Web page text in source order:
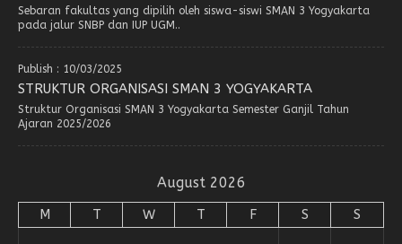
Sebaran fakultas yang dipilih oleh siswa-siswi SMAN 3 Yogyakarta
pada jalur SNBP dan IUP UGM..
Publish : 10/03/2025
STRUKTUR ORGANISASI SMAN 3 YOGYAKARTA
Struktur Organisasi SMAN 3 Yogyakarta Semester Ganjil Tahun
Ajaran 2025/2026
August 2026
M T W T F S S